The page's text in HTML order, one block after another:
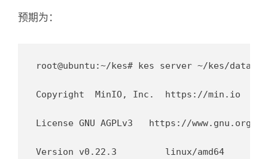
预期为：
root@ubuntu:~/kes# kes server ~/kes/data
Copyright  MinIO, Inc.  https://min.io
License	GNU AGPLv3   https://www.gnu.org/licenses/agpl-3.0.html
Version	v0.22.3  	linux/amd64